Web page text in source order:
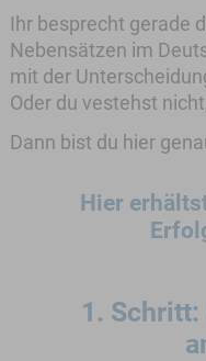
Ihr besprecht gerade
Nebensätzen im
mit der
Oder du vestehst
Dann bist du hier
Hier
1. Schritt: